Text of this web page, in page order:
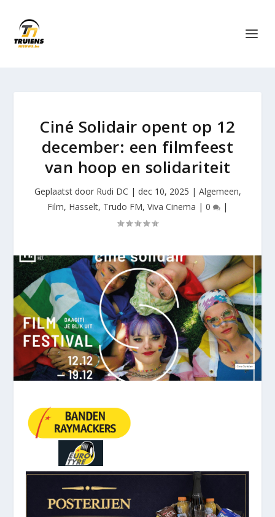
Ciné Solidair opent op 12
december: een filmfeest
van hoop en solidariteit
Geplaatst door Rudi DC | dec 10, 2025 | Algemeen,
Film, Hasselt, Trudo FM, Viva Cinema | 0 |